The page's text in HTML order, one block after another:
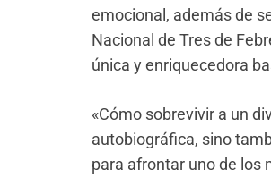
emocional, además de
Nacional de Tres de
única y enriquecedora
«Cómo sobrevivir a un
autobiográfica, sino
para afrontar uno de los